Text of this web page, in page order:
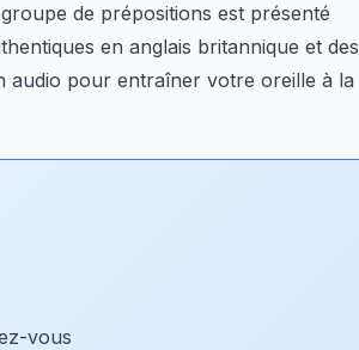
de prépositions est présenté
en anglais britannique et des
audio pour entraîner votre oreille à la
vous